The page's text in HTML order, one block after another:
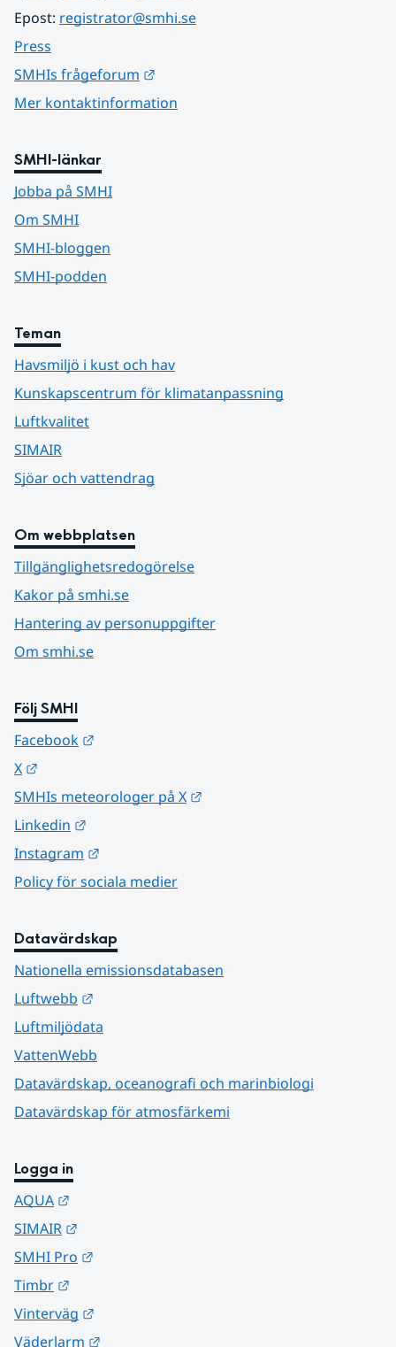
Epost: registrator@smhi.se
Press
SMHIs frågeforum
Mer kontaktinformation
SMHI-länkar
Jobba på SMHI
Om SMHI
SMHI-bloggen
SMHI-podden
Teman
Havsmiljö i kust och hav
Kunskapscentrum för klimatanpassning
Luftkvalitet
SIMAIR
Sjöar och vattendrag
Om webbplatsen
Tillgänglighetsredogörelse
Kakor på smhi.se
Hantering av personuppgifter
Om smhi.se
Följ SMHI
Facebook
X
SMHIs meteorologer på X
Linkedin
Instagram
Policy för sociala medier
Datavärdskap
Nationella emissionsdatabasen
Luftwebb
Luftmiljödata
VattenWebb
Datavärdskap, oceanografi och marinbiologi
Datavärdskap för atmosfärkemi
Logga in
AQUA
SIMAIR
SMHI Pro
Timbr
Vinterväg
Väderlarm